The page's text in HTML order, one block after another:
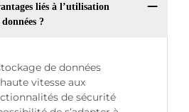
liés à l’utilisation
?
de données
vitesse aux
de sécurité